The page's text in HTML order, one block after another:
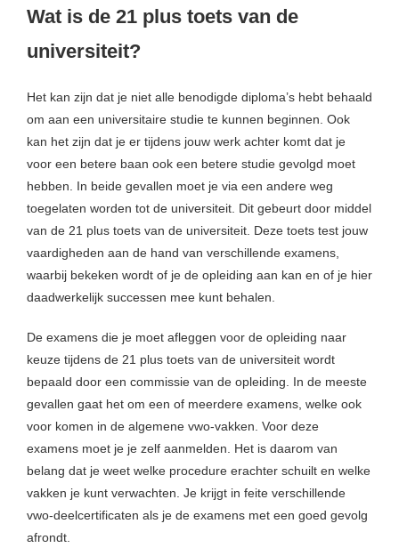
Wat is de 21 plus toets van de
universiteit?
Het kan zijn dat je niet alle benodigde diploma’s hebt behaald
om aan een universitaire studie te kunnen beginnen. Ook
kan het zijn dat je er tijdens jouw werk achter komt dat je
voor een betere baan ook een betere studie gevolgd moet
hebben. In beide gevallen moet je via een andere weg
toegelaten worden tot de universiteit. Dit gebeurt door middel
van de 21 plus toets van de universiteit. Deze toets test jouw
vaardigheden aan de hand van verschillende examens,
waarbij bekeken wordt of je de opleiding aan kan en of je hier
daadwerkelijk successen mee kunt behalen.
De examens die je moet afleggen voor de opleiding naar
keuze tijdens de 21 plus toets van de universiteit wordt
bepaald door een commissie van de opleiding. In de meeste
gevallen gaat het om een of meerdere examens, welke ook
voor komen in de algemene vwo-vakken. Voor deze
examens moet je je zelf aanmelden. Het is daarom van
belang dat je weet welke procedure erachter schuilt en welke
vakken je kunt verwachten. Je krijgt in feite verschillende
vwo-deelcertificaten als je de examens met een goed gevolg
afrondt.